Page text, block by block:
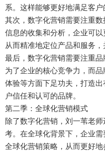
系。这样能够更好地满足客户
其次，数字化营销需要注重
信息的收集和分析，企业可
从而精准地定位产品和服务，
最后，数字化营销需要注重
为了企业的核心竞争力，而
体验等方面下足功夫，打造
户信任和认可的品牌。
第二季：全球化营销模式
除了数字化营销，刘一苇老
考。在全球化背景下，企业
全球化营销策略，从而更好地